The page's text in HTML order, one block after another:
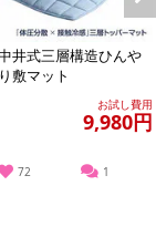
井式三層構造ひんや
り敷マット
お試し費用
9,980円
72 1
Next